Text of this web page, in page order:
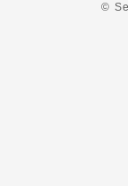
©